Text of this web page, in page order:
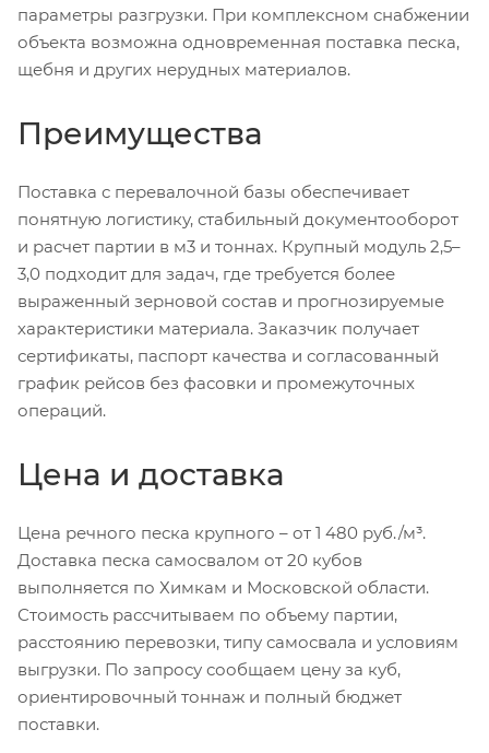
параметры разгрузки. При комплексном снабжении
объекта возможна одновременная поставка песка,
щебня и других нерудных материалов.
Преимущества
Поставка с перевалочной базы обеспечивает
понятную логистику, стабильный документооборот
и расчет партии в м3 и тоннах. Крупный модуль 2,5–
3,0 подходит для задач, где требуется более
выраженный зерновой состав и прогнозируемые
характеристики материала. Заказчик получает
сертификаты, паспорт качества и согласованный
график рейсов без фасовки и промежуточных
операций.
Цена и доставка
Цена речного песка крупного – от 1 480 руб./м³.
Доставка песка самосвалом от 20 кубов
выполняется по Химкам и Московской области.
Стоимость рассчитываем по объему партии,
расстоянию перевозки, типу самосвала и условиям
выгрузки. По запросу сообщаем цену за куб,
ориентировочный тоннаж и полный бюджет
поставки.